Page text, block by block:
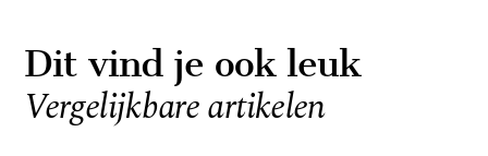
Dit vind je ook leuk
Vergelijkbare artikelen